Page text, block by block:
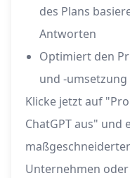
des Plans
Antworten
Optimiert den
und -umsetzung
Klicke jetzt auf
ChatGPT aus" und
Unternehmen